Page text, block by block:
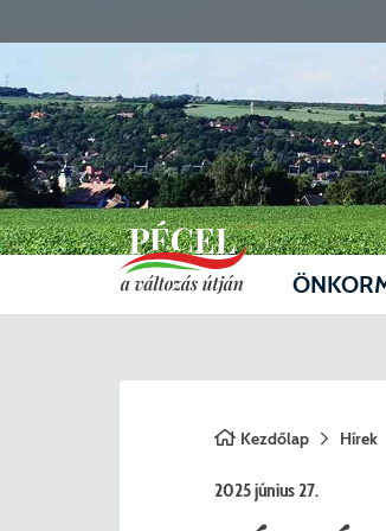
Kezdőlap Hírek
2025 június 27.